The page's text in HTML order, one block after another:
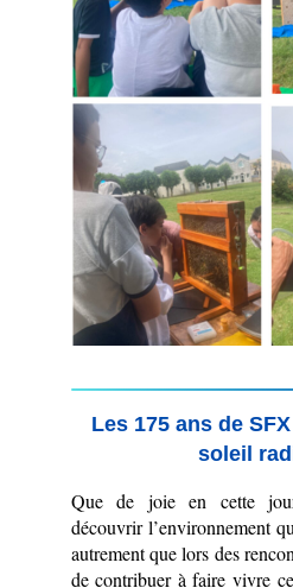
Les 175 ans de
soleil
Que de joie en cette
découvrir l’environnement
autrement que lors des
de contribuer à faire vivre